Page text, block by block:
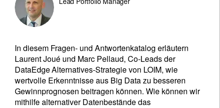
In diesem Fragen- und Antwortenkatalog erläutern
Laurent Joué und Marc Pellaud, Co-Leads der
DataEdgeAlternatives-Strategie von LOIM, wie
wertvolle Erkenntnisse aus Big Data zu besseren
Gewinnprognosen beitragen können. Wie können wir
mithilfe alternativer Datenbestände das